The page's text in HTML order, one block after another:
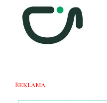
Reklama